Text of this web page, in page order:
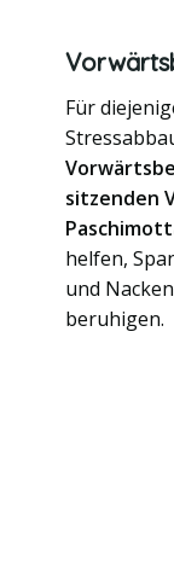
Für
sitzenden
helfen,
und
beruhigen.